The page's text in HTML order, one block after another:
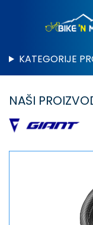
KATEGORIJE
NAŠI